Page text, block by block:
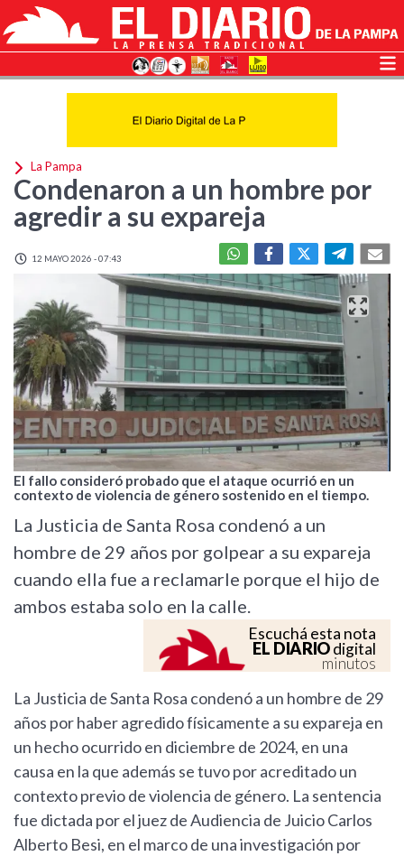
La Pampa
Condenaron a un hombre por
agredir a su expareja
12 MAYO 2026 - 07:43
El fallo consideró probado que el ataque ocurrió en un
contexto de violencia de género sostenido en el tiempo.
La Justicia de Santa Rosa condenó a un
hombre de 29 años por golpear a su expareja
cuando ella fue a reclamarle porque el hijo de
ambos estaba solo en la calle.
Escuchá esta nota
EL DIARIOdigital
minutos
La Justicia de Santa Rosa condenó a un hombre de 29
años por haber agredido físicamente a su expareja en
un hecho ocurrido en diciembre de 2024, en una
causa en la que además se tuvo por acreditado un
contexto previo de violencia de género. La sentencia
fue dictada por el juez de Audiencia de Juicio Carlos
Alberto Besi, en el marco de una investigación por